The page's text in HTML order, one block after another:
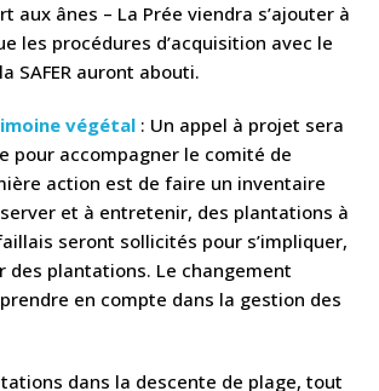
aux ânes – La Prée viendra s’ajouter à
les procédures d’acquisition avec le
SAFER auront abouti.
végétal : Un appel à projet sera
pour accompagner le comité de
action est de faire un inventaire
et à entretenir, des plantations à
seront sollicités pour s’impliquer,
des plantations. Le changement
en compte dans la gestion des
dans la descente de plage, tout